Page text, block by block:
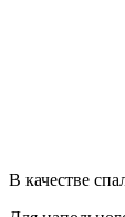
В качестве